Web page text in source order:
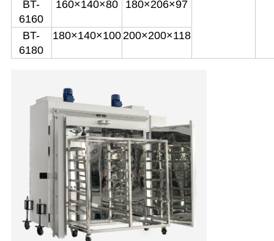
BT-
6160
160×140×80 180×206×97
BT-
6180
180×140×100200×200×118